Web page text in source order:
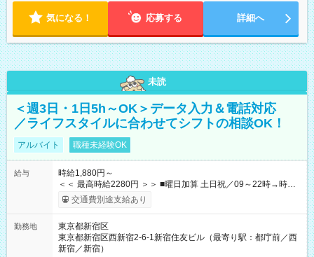
気になる！ 応募する 詳細へ
未読
＜週3日・1日5h～OK＞データ入力＆電話対応
／ライフスタイルに合わせてシフトの相談OK！
アルバイト 職種未経験OK
給与
時給1,880円～
＜＜ 最高時給2280円 ＞＞ ■曜日加算 土日祝／09～22時→時給
＋400円 ■時間加算 月曜／09～12時→時給＋200円 月曜／17～
22時→時給＋200円 金曜／17～22時→時給＋400円 ■導入研
━━━━━━━━━━━━━━━ ■月収例 ◎ロングシフト（週3日×実7h） [1]
金曜日収：15160円×4日＝60640円 [2]土曜日収：15960円×5日
＝79800円 [3]日曜日収：15960円×5日＝79800円 [1]＋[2]＋[3]＝
交通費別途支給あり
勤務地
東京都新宿区
東京都新宿区西新宿2-6-1新宿住友ビル（最寄り駅：都庁前／西
新宿／新宿）